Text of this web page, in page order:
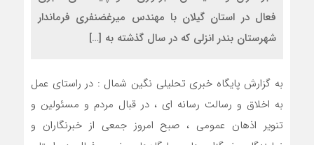
فعال در استان گیلان با مهندس میرغضنفری فرماندار
شهرستان بندر انزلی که در سال گذشته به […]
به گزارش پایگاه خبری تحلیلی نگین شمال : در راستای عمل
به اخلاق و رسالت رسانه ای ، در قبال مردم و مسئولین و
تنویر اذهان عمومی ، صبح امروز جمعی از خبرنگاران و